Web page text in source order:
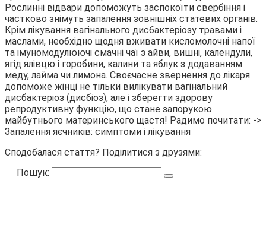
Рослинні відвари допоможуть заспокоїти свербіння і
частково знімуть запалення зовнішніх статевих органів.
Крім лікування вагінального дисбактеріозу травами і
маслами, необхідно щодня вживати кисломолочні напої
та імуномодулюючі смачні чаї з айви, вишні, календули,
ягід ялівцю і горобини, калини та яблук з додаванням
меду, лайма чи лимона. Своєчасне звернення до лікаря
допоможе жінці не тільки вилікувати вагінальний
дисбактеріоз (дисбіоз), але і зберегти здорову
репродуктивну функцію, що стане запорукою
майбутнього материнського щастя! Радимо почитати: ->
Запалення яєчників: симптоми і лікування
Сподобалася стаття? Поділитися з друзями:
Пошук: